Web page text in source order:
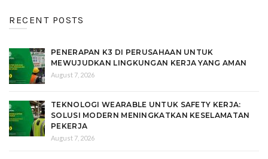
RECENT POSTS
PENERAPAN K3 DI PERUSAHAAN UNTUK
MEWUJUDKAN LINGKUNGAN KERJA YANG AMAN
August 7, 2026
TEKNOLOGI WEARABLE UNTUK SAFETY KERJA:
SOLUSI MODERN MENINGKATKAN KESELAMATAN
PEKERJA
August 7, 2026